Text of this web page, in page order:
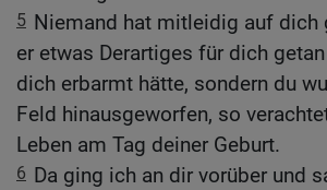
5 Niemand hat mitleidig auf dich
er etwas Derartiges für dich
dich erbarmt hätte, sondern du
Feld hinausgeworfen, so
Leben am Tag deiner Geburt.
6 Da ging ich an dir vorüber und